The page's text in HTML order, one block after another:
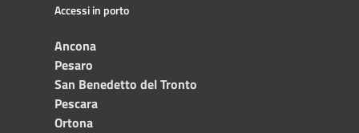
Accessi in porto
Ancona
Pesaro
San Benedetto del Tronto
Pescara
Ortona